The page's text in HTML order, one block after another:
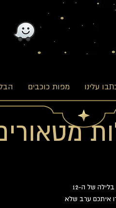
עלינו מפות כוכבים
-
אנחנו מזמינים אתכם לחוות את מטר המטאורים הכי מרשים ומרגש של הקיץ. בלילה של ה-12
איתכם ערב שלא